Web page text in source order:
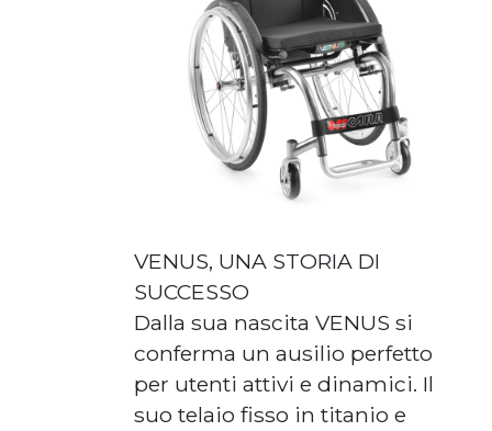
VENUS, UNA STORIA DI
SUCCESSO
Dalla sua nascita VENUS si
conferma un ausilio perfetto
per utenti attivi e dinamici. Il
suo telaio fisso in titanio e